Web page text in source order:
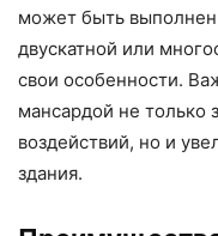
может быть выполнен
двускатной или
свои особенности.
мансардой не только
воздействий, но и
здания.